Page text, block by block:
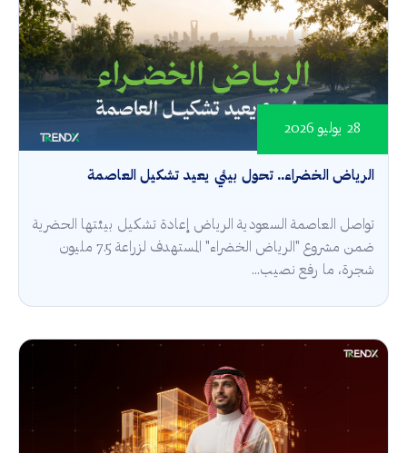
الرياض الخضراء.. تحول بيئي يعيد تشكيل العاصمة
28 يوليو 2026
تواصل العاصمة السعودية الرياض إعادة تشكيل بيئتها الحضرية
ضمن مشروع "الرياض الخضراء" المستهدف لزراعة 7.5 مليون
شجرة، ما رفع نصيب...